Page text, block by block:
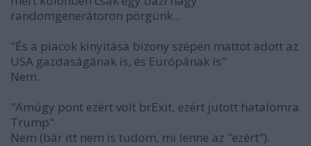
randomgenerátoron pörgünk...
"És a piacok kinyitása bizony szépen mattot adott az
USA gazdaságának is, és Európának is"
Nem.
"Amúgy pont ezért volt brExit, ezért jutott hatalomra
Trump"
Nem (bár itt nem is tudom, mi lenne az "ezért").